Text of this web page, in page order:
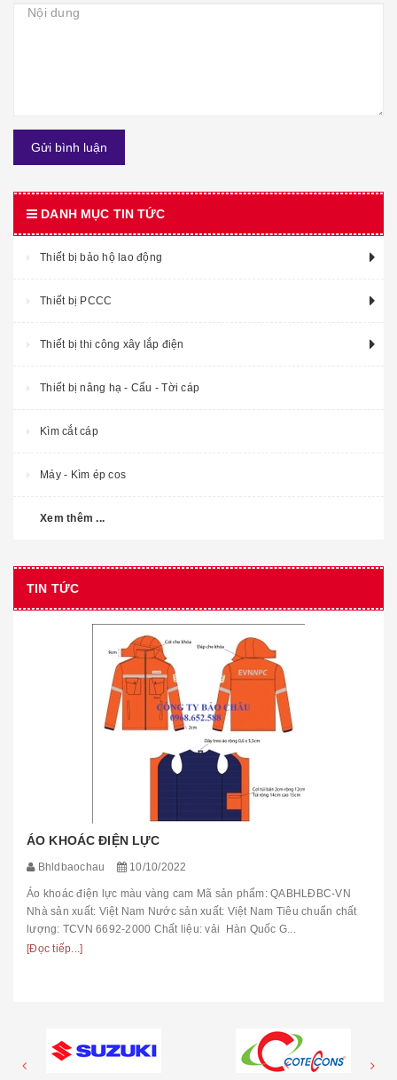
Gửi bình luận
DANH MỤC TIN TỨC
Thiết bị bảo hộ lao động
Thiết bị PCCC
Thiết bị thi công xây lắp điện
Thiết bị nâng hạ - Cẩu - Tời cáp
Kìm cắt cáp
Máy - Kìm ép cos
Xem thêm ...
TIN TỨC
ÁO KHOÁC ĐIỆN LỰC
Bhldbaochau 10/10/2022
Áo khoác điện lực màu vàng cam Mã sản phẩm: QABHLĐBC-VN
Nhà sản xuất: Việt Nam Nước sản xuất: Việt Nam Tiêu chuẩn chất
lượng: TCVN 6692-2000 Chất liệu: vải Hàn Quốc G...
[Đọc tiếp...]